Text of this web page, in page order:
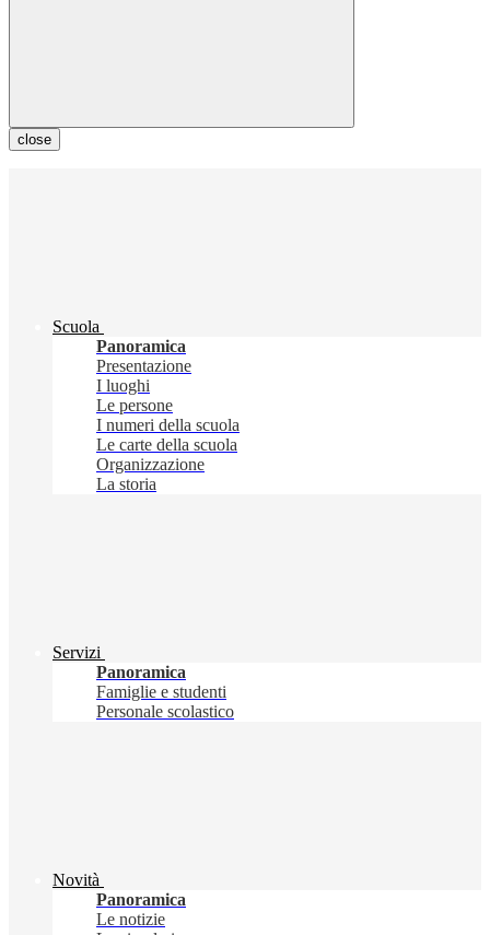
close
Scuola
Panoramica
Presentazione
I luoghi
Le persone
I numeri della scuola
Le carte della scuola
Organizzazione
La storia
Servizi
Panoramica
Famiglie e studenti
Personale scolastico
Novità
Panoramica
Le notizie